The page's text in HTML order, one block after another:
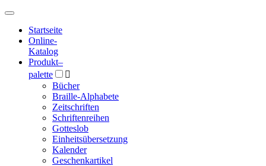
Hauptmenü
Hauptmenü
Startseite
Online-
Katalog
Produkt–
palette

Bücher
Braille-Alphabete
Zeitschriften
Schriftenreihen
Gotteslob
Einheitsübersetzung
Kalender
Geschenkartikel